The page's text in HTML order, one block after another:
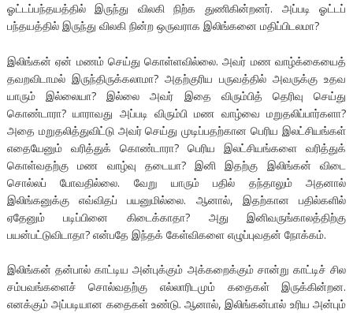
ஓட்டப்பந்தயத்தில் இருந்து விலகி நிற்க துணிகின்றனர். அப்படி ஓட்டப்
பந்தயத்தில் இருந்து விலகி நின்ற ஒருவராக இலிங்கனை மதிப்பிடலமா?
இலிங்கன் ஏன் மணம் செய்து கொள்ளவில்லை. அவர் மண வாழ்க்கையைத்
தவறவிடாமல் இருந்திருக்கலாமா? அதற்குரிய பருவத்தில் அவருக்கு உதவ
யாரும் இல்லையா? இல்லை அவர் இதை விரும்பித் தெரிவு செய்து
கொண்டாரா? யாராவது அப்படி விரும்பி மண வாழ்வை மறுதலிப்பார்களா?
அதை மறுதலித்துவிட்டு அவர் செய்து முடிப்பதற்கான பெரிய இலட்சியங்கள்
எதையேனும் வரித்துக் கொண்டாரா? பெரிய இலட்சியங்களை வரித்துக்
கொள்வதற்கு மண வாழ்வு தடையா? இனி இதற்கு இலிங்கன் விடை
சொல்லப் போவதில்லை. வேறு யாரும் பதில் தந்தாலும் அதனால்
இலிங்கனுக்கு எவ்விதப் பயனுமில்லை. ஆனால், இதற்கான பதில்களில்
ஏதேனும் படிப்பினை கிடைக்காதா? அது இனிவருங்காலத்திற்கு
பயன்பட்டுவிடாதா? என்பதே இந்தக் கேள்விகளை எழுப்புவதன் நோக்கம்.
இலிங்கன் தன்பால் காட்டிய அன்புக்கும் அக்கறைக்கும் சான்று காட்டிச் சில
சம்பவங்களைச் சொல்வதற்கு எல்லாரிடமும் கதைகள் இருக்கின்றன.
எனக்கும் அப்படியான கதைகள் உண்டு. ஆனால், இலிங்கன்பால் உரிய அன்பும்